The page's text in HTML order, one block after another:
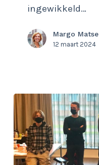
ADD
volwassenen
ingewikkeld…
Margo Matse
12 maart 2024